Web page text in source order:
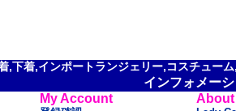
,下着,インポートランジェリー,コスチュー
インフォメー
My Account About